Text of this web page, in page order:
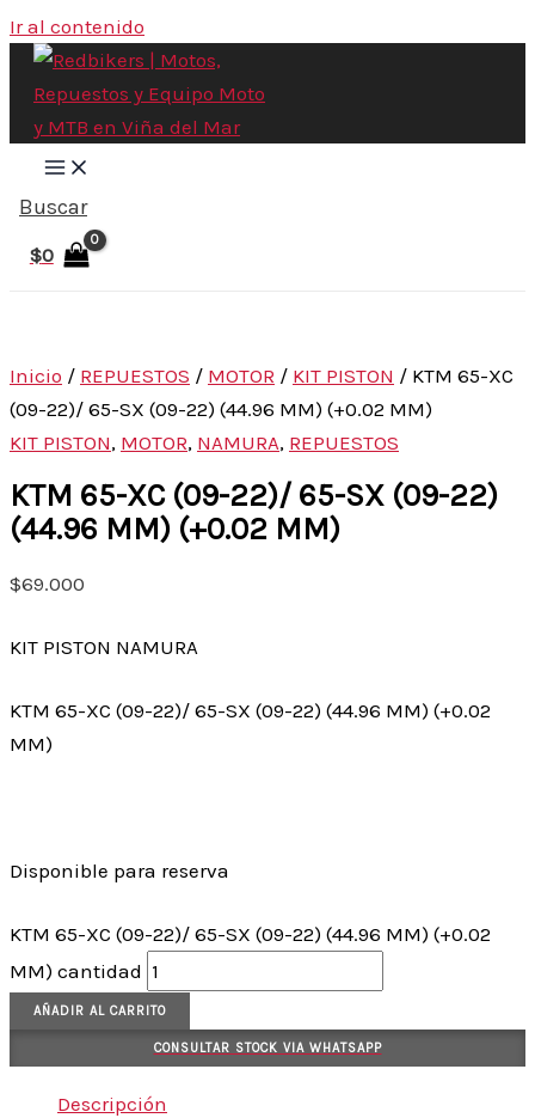
Ir al contenido
Buscar
$0
Inicio / REPUESTOS / MOTOR / KIT PISTON / KTM 65-XC
(09-22)/ 65-SX (09-22) (44.96 MM) (+0.02 MM)
KIT PISTON, MOTOR, NAMURA, REPUESTOS
KTM 65-XC (09-22)/ 65-SX (09-22)
(44.96 MM) (+0.02 MM)
$69.000
KIT PISTON NAMURA
KTM 65-XC (09-22)/ 65-SX (09-22) (44.96 MM) (+0.02
MM)
Disponible para reserva
KTM 65-XC (09-22)/ 65-SX (09-22) (44.96 MM) (+0.02
MM) cantidad
AÑADIR AL CARRITO
CONSULTAR STOCK VIA WHATSAPP
Descripción